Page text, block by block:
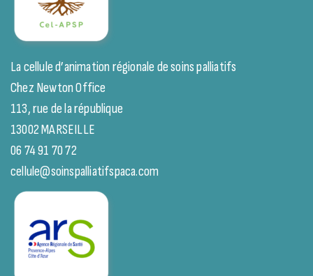
La cellule d’animation régionale de soins palliatifs
Chez Newton Office
113, rue de la république
13002 MARSEILLE
06 74 91 70 72
cellule@soinspalliatifspaca.com